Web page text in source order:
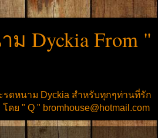
Dyckia From "
ดหนาม Dyckia สำหรับทุกๆท่านที่รัก
ดย " Q " bromhouse@hotmail.com